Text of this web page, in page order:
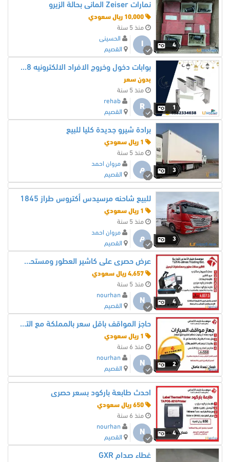
4
نمارات Zeiser المانى بحالة الزيرو
منذ 5 سنة
الحسينى
القصيم
1
بوابات دخول وخروج الافراد الالكترونيه 0552334038
بدون سعر
منذ 5 سنة
R
rehab
القصيم
3
برادة شيرو جديدة كليا للبيع
منذ 5 سنة
م
مروان احمد
القصيم
3
للبيع شاحنه مرسيدس أكتروس طراز 1845
منذ 5 سنة
م
مروان احمد
القصيم
4
عرض حصرى على كاشير العطور ومستحضرات التجميل
منذ 5 سنة
N
nourhan
القصيم
2
حاجز المواقف باقل سعر بالمملكة مع التركيب
منذ 6 سنة
N
nourhan
القصيم
4
احدث طابعة باركود بسعر حصرى
منذ 6 سنة
N
nourhan
القصيم
غطاء صدام GXR